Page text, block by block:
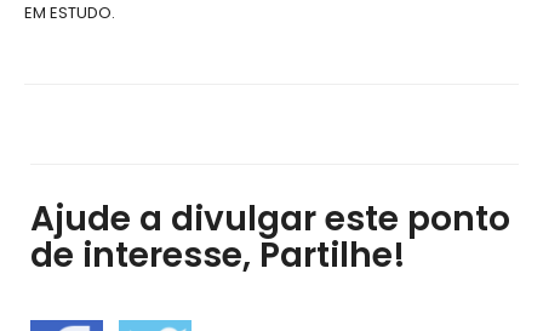
EM ESTUDO.
Ajude a divulgar este ponto
de interesse, Partilhe!